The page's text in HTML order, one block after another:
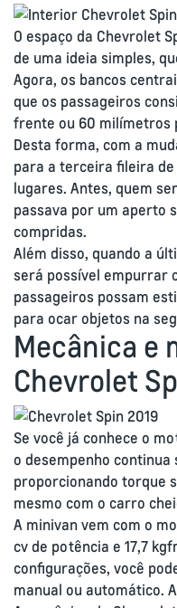
O espaço da Chevrolet
de uma ideia simples,
Agora, os bancos
que os passageiros
frente ou 60 milímetros
Desta forma, com a
para a terceira fileira
lugares. Antes, quem
passava por um aperto
compridas.
Além disso, quando a
será possível empurrar
passageiros possam
para ocar objetos na
Mecânica e
Chevrolet
Se você já conhece o
o desempenho
proporcionando torque
mesmo com o carro
A minivan vem com o
cv de potência e 17,7
configurações, você
manual ou automático.